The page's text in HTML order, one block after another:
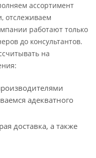
ассортимент
отслеживаем
работают только
до консультантов.
на
адекватного
доставка, а также